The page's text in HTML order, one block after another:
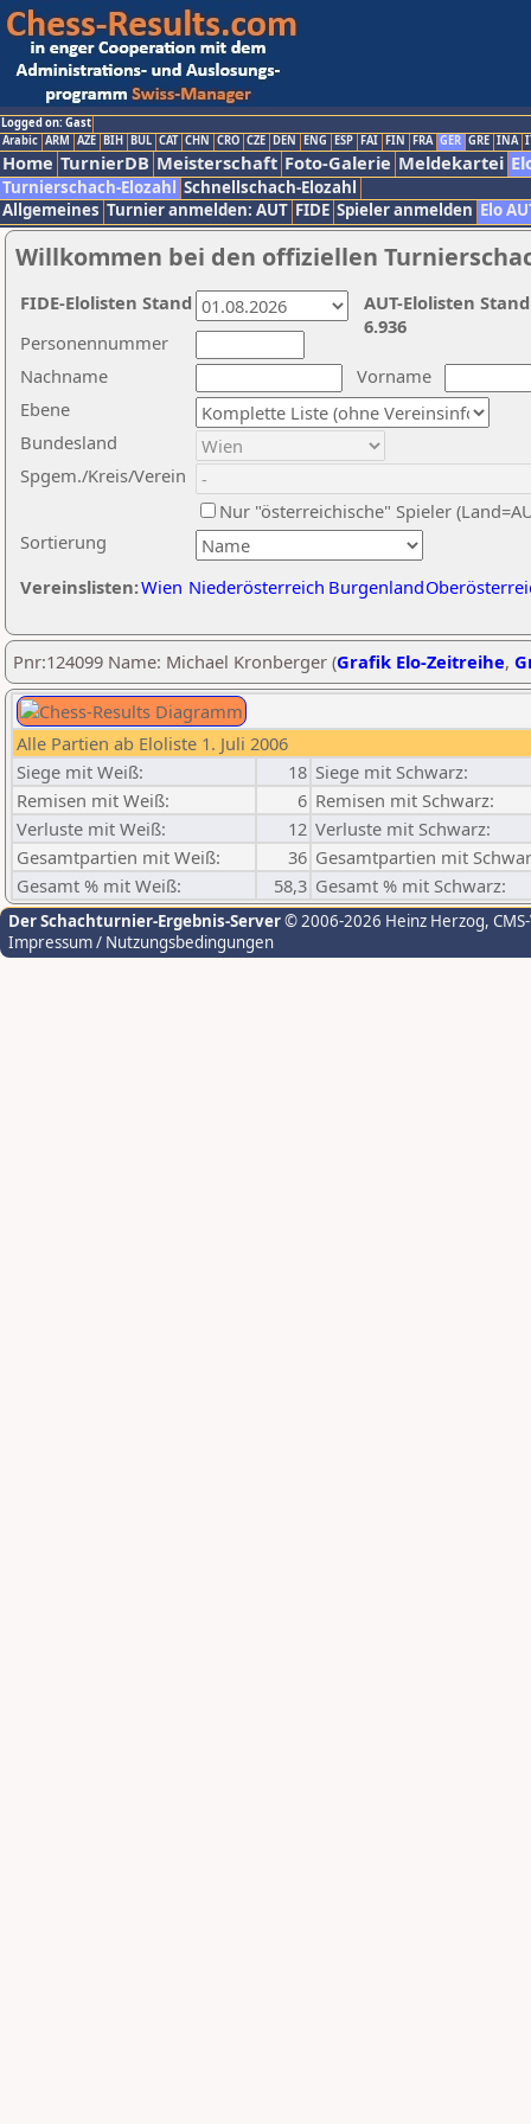
Logged on: Gast
Arabic ARM AZE BIH BUL CAT CHN CRO CZE DEN ENG ESP FAI FIN FRA GER GRE INA
Home TurnierDB Meisterschaft Foto-Galerie Meldekartei
Turnierschach-Elozahl Schnellschach-Elozahl
Allgemeines Turnier anmelden: AUT FIDE Spieler anmelden Elo
Willkommen bei den offiziellen
Nachname
Vorname
Ebene
Sortierung
Personennummer
Bundesland
Spgem./Kreis/Verein
Nur "österreichische" Spieler
Vereinslisten:Wien Niederösterreich Burgenland
AUT-Elolisten
6.936
FIDE-Elolisten Stand
Pnr:124099 Name: Michael Kronberger (Grafik Elo-Zeitreihe,
Alle Partien ab Eloliste 1. Juli 2006
Siege mit Weiß:
18 Siege mit Schwarz:
Remisen mit Weiß:
6 Remisen mit Schwarz:
Verluste mit Weiß:
12 Verluste mit Schwarz:
Gesamtpartien mit Weiß:
36 Gesamtpartien mit
Gesamt % mit Weiß:
58,3 Gesamt % mit Schwarz:
Der Schachturnier-Ergebnis-Server© 2006-2026 Heinz Herzog,
Impressum / Nutzungsbedingungen